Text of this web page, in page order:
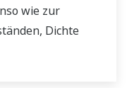
wie zur
Dichte